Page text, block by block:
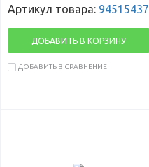
Артикул товара: 94515437
ДОБАВИТЬ В КОРЗИНУ
ДОБАВИТЬ В СРАВНЕНИЕ